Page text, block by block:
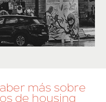
más sobre
de housing